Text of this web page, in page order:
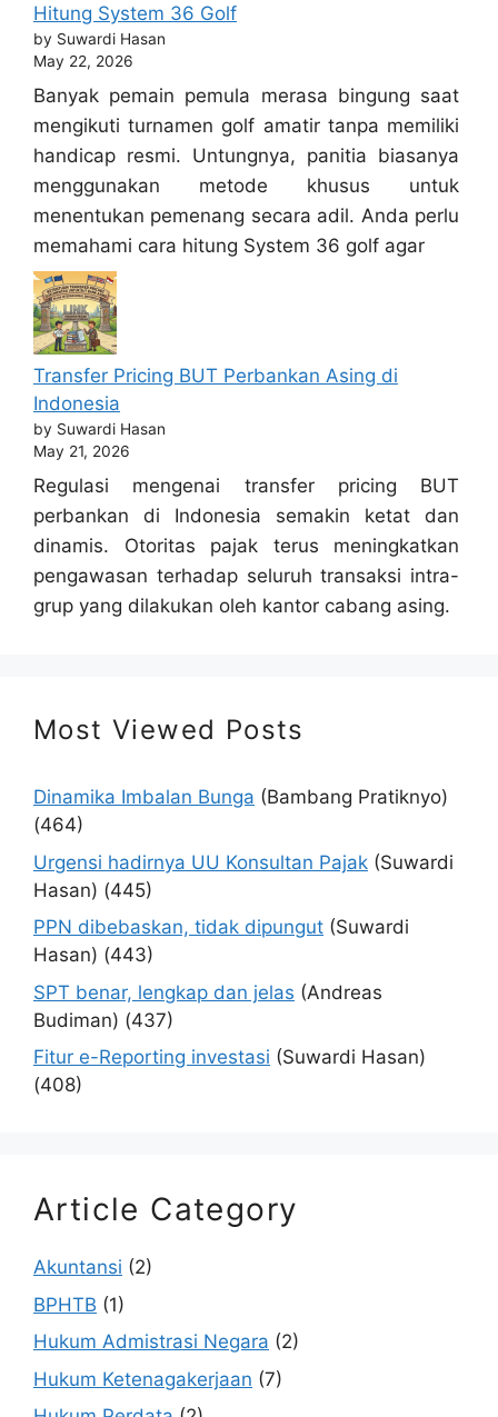
Hitung System 36 Golf
by Suwardi Hasan
May 22, 2026
Banyak pemain pemula merasa bingung saat
mengikuti turnamen golf amatir tanpa memiliki
handicap resmi. Untungnya, panitia biasanya
menggunakan metode khusus untuk
menentukan pemenang secara adil. Anda perlu
memahami cara hitung System 36 golf agar
Transfer Pricing BUT Perbankan Asing di
Indonesia
by Suwardi Hasan
May 21, 2026
Regulasi mengenai transfer pricing BUT
perbankan di Indonesia semakin ketat dan
dinamis. Otoritas pajak terus meningkatkan
pengawasan terhadap seluruh transaksi intra-
grup yang dilakukan oleh kantor cabang asing.
Most Viewed Posts
Dinamika Imbalan Bunga (Bambang Pratiknyo)
(464)
Urgensi hadirnya UU Konsultan Pajak (Suwardi
Hasan) (445)
PPN dibebaskan, tidak dipungut (Suwardi
Hasan) (443)
SPT benar, lengkap dan jelas (Andreas
Budiman) (437)
Fitur e-Reporting investasi (Suwardi Hasan)
(408)
Article Category
Akuntansi (2)
BPHTB (1)
Hukum Admistrasi Negara (2)
Hukum Ketenagakerjaan (7)